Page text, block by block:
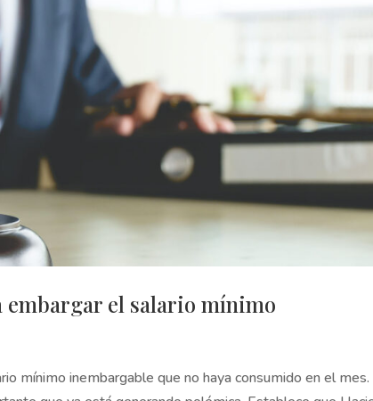
embargar el salario mínimo
mínimo inembargable que no haya consumido en el